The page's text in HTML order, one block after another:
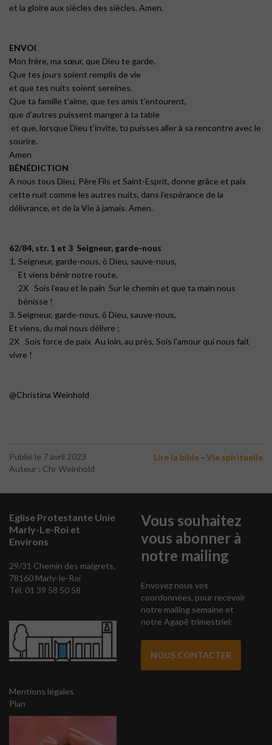
et la gloire aux siècles des siècles. Amen.
ENVOI
Mon frère, ma sœur, que Dieu te garde.
Que tes jours soient remplis de vie
et que tes nuits soient sereines.
Que ta famille t’aime, que tes amis t’entourent,
que d’autres puissent manger à ta table
et que, lorsque Dieu t’invite, tu puisses aller à sa rencontre avec le
sourire.
Amen
BÉNÉDICTION
A nous tous Dieu, Père Fils et Saint-Esprit, donne grâce et paix
cette nuit comme les autres nuits, dans l’espérance de la
délivrance, et de la Vie à jamais. Amen.
62/84, str. 1 et 3 Seigneur, garde-nous
Seigneur, garde-nous, ô Dieu, sauve-nous,
Et viens bénir notre route.
2X Sois l’eau et le pain Sur le chemin et que ta main nous
bénisse !
3. Seigneur, garde-nous, ô Dieu, sauve-nous,
Et viens, du mal nous délivre ;
2X Sois force de paix Au loin, au près, Sois l’amour qui nous fait
vivre !
@Christina Weinhold
Publié le 7 avril 2023
Auteur : Chr Weinhold
Lire la bible - Vie spirituelle
Eglise Protestante Unie
Marly-Le-Roi et
Environs
29/31 Chemin des maigrets,
78160 Marly-le-Roi
Tél. 01 39 58 50 58
Mentions légales
Plan
Vous souhaitez
vous abonner à
notre mailing
Envoyez nous vos
coordonnées, pour recevoir
notre mailing semaine et
notre Agapê trimestriel:
NOUS CONTACTER